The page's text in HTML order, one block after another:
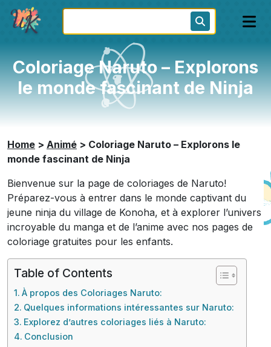
Coloriage Naruto – Explorons
le monde fascinant de Ninja
Home > Animé > Coloriage Naruto – Explorons le
monde fascinant de Ninja
Bienvenue sur la page de coloriages de Naruto!
Préparez-vous à entrer dans le monde captivant du
jeune ninja du village de Konoha, et à explorer l’univers
incroyable du manga et de l’anime avec nos pages de
coloriage gratuites pour les enfants.
Table of Contents
À propos des Coloriages Naruto:
Quelques informations intéressantes sur Naruto:
Explorez d’autres coloriages liés à Naruto:
Conclusion